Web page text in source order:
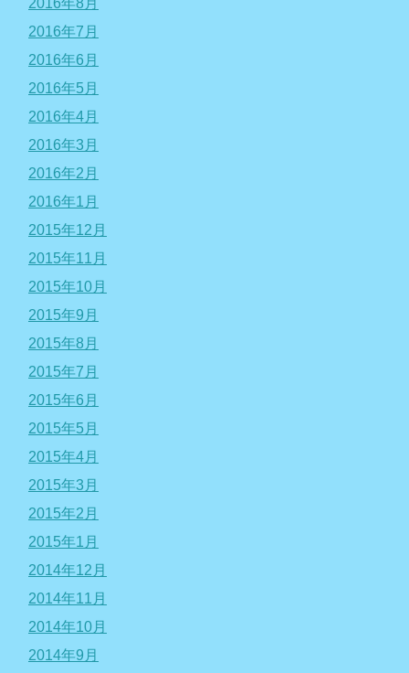
2016年8月
2016年7月
2016年6月
2016年5月
2016年4月
2016年3月
2016年2月
2016年1月
2015年12月
2015年11月
2015年10月
2015年9月
2015年8月
2015年7月
2015年6月
2015年5月
2015年4月
2015年3月
2015年2月
2015年1月
2014年12月
2014年11月
2014年10月
2014年9月